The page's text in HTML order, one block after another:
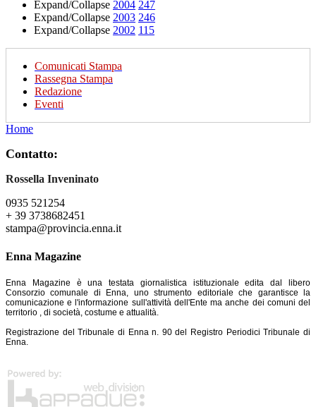
Expand/Collapse 2004 247
Expand/Collapse 2003 246
Expand/Collapse 2002 115
Comunicati Stampa
Rassegna Stampa
Redazione
Eventi
Home
Contatto:
Rossella Inveninato
0935 521254
+ 39 3738682451
stampa@provincia.enna.it
Enna Magazine
Enna Magazine è una testata giornalistica istituzionale edita dal libero
Consorzio comunale di Enna, uno strumento editoriale che garantisce la
comunicazione e l'informazione sull'attività dell'Ente ma anche dei comuni del
territorio , di società, costume e attualità.
Registrazione del Tribunale di Enna n. 90 del Registro Periodici Tribunale di
Enna.